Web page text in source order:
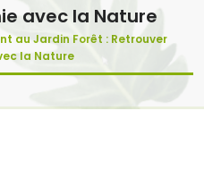
avec la Nature
au Jardin Forêt : Retrouver
la Nature